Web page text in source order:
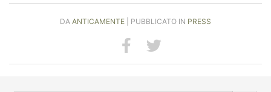
DA ANTICAMENTE | PUBBLICATO IN PRESS